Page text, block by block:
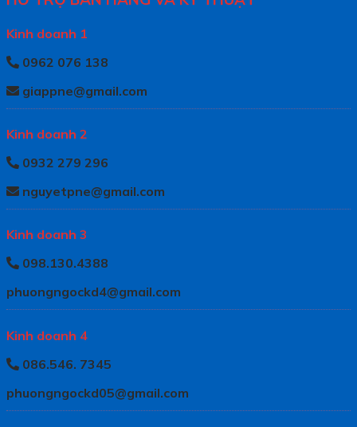
Kinh doanh 1
0962 076 138
giappne@gmail.com
Kinh doanh 2
0932 279 296
nguyetpne@gmail.com
Kinh doanh 3
098.130.4388
phuongngockd4@gmail.com
Kinh doanh 4
086.546. 7345
phuongngockd05@gmail.com